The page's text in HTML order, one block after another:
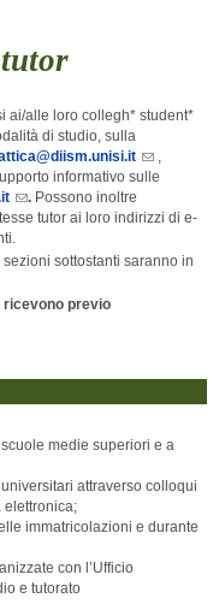
tutor
ai/alle loro collegh* student*
di studio, sulla
informativo sulle
. Possono inoltre
tutor ai loro indirizzi di e-
sottostanti saranno in
ricevono previo
medie superiori e a
attraverso colloqui
elettronica;
immatricolazioni e durante
con l’Ufficio
e tutorato